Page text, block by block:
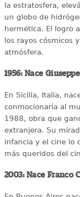
la estratosfera,
un globo de
hermética. El logro
los rayos cósmicos
atmósfera.
1956: Nace
En Sicilia, Italia,
conmocionaría al
1988, obra que
extranjera. Su
infancia y el cine lo
más queridos del
2003: Nace Franco